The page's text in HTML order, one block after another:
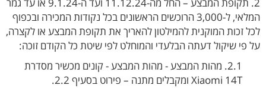
2. תקופת המבצע – החל מה-11.12.24 ועד ה-9.1.24 או עד גמר
המלאי, ל-3,000 הרוכשים הראשונים בכל נקודות המכירה ובכפוף
לכל זכות המוקנית להמילטון להאריך את תקופת המבצע או לקצרה,
על פי שיקול דעתה הבלעדי והמוחלט לפי שיטת כל הקודם זוכה:
2.1. מהות המבצע - מהות המבצע - קונים מכשיר מסדרת
Xiaomi 14T ומקבלים מתנה – פירוט בסעיף 2.2.